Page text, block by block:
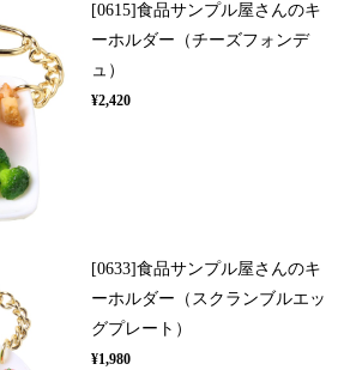
[0615]食品サンプル屋さんのキ
ーホルダー（チーズフォンデ
ュ）
¥2,420
[0633]食品サンプル屋さんのキ
ーホルダー（スクランブルエッ
グプレート）
¥1,980